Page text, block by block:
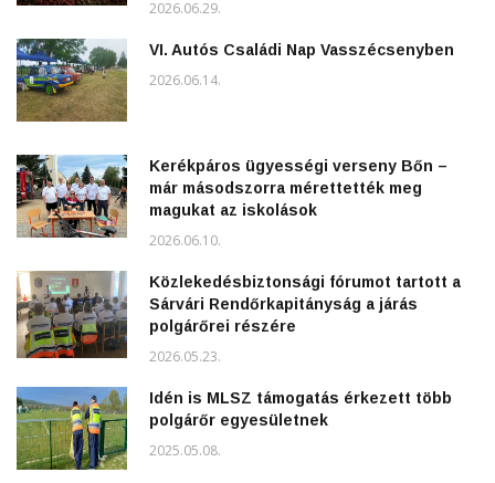
2026.06.29.
VI. Autós Családi Nap Vasszécsenyben
2026.06.14.
Kerékpáros ügyességi verseny Bőn –
már másodszorra mérettették meg
magukat az iskolások
2026.06.10.
Közlekedésbiztonsági fórumot tartott a
Sárvári Rendőrkapitányság a járás
polgárőrei részére
2026.05.23.
Idén is MLSZ támogatás érkezett több
polgárőr egyesületnek
2025.05.08.